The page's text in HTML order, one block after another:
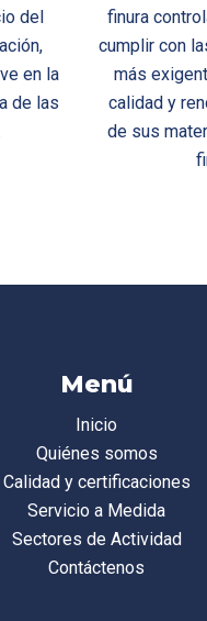
del
en la
de las
finura
cumplir con
más
calidad y
de sus
Menú
Inicio
Quiénes somos
Calidad y certificaciones
Servicio a Medida
Sectores de Actividad
Contáctenos